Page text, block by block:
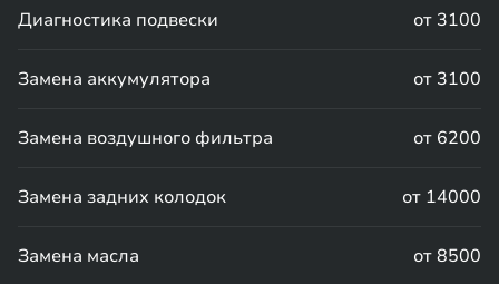
Диагностика подвески от 3100
Замена аккумулятора от 3100
Замена воздушного фильтра от 6200
Замена задних колодок от 14000
Замена масла от 8500